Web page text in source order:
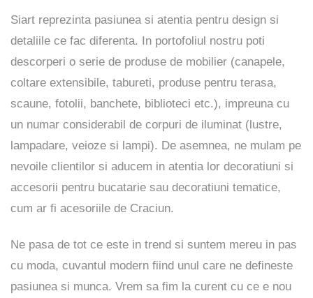
Siart reprezinta pasiunea si atentia pentru design si
detaliile ce fac diferenta. In portofoliul nostru poti
descorperi o serie de produse de mobilier (canapele,
coltare extensibile, tabureti, produse pentru terasa,
scaune, fotolii, banchete, biblioteci etc.), impreuna cu
un numar considerabil de corpuri de iluminat (lustre,
lampadare, veioze si lampi). De asemnea, ne mulam pe
nevoile clientilor si aducem in atentia lor decoratiuni si
accesorii pentru bucatarie sau decoratiuni tematice,
cum ar fi acesoriile de Craciun.
Ne pasa de tot ce este in trend si suntem mereu in pas
cu moda, cuvantul modern fiind unul care ne defineste
pasiunea si munca. Vrem sa fim la curent cu ce e nou